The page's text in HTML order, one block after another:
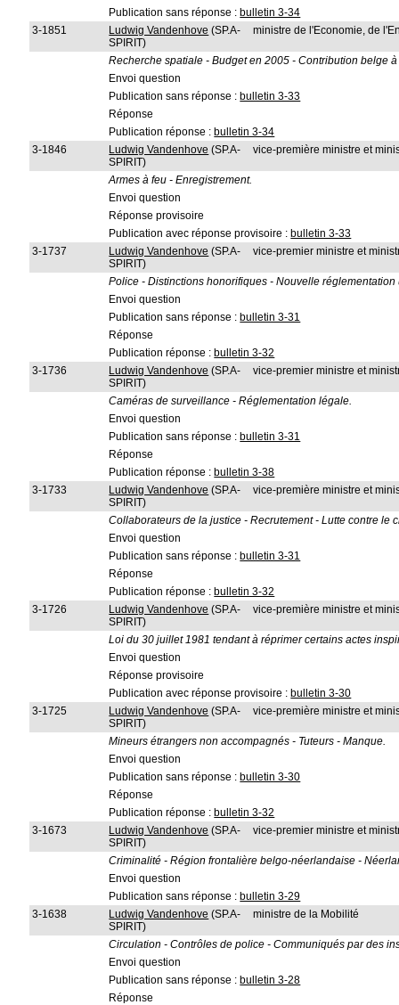
Publication sans réponse : bulletin 3-34
3-1851
Ludwig Vandenhove (SP.A-
SPIRIT)
ministre de l'Economie, de
Recherche spatiale - Budget en 2005 - Contribution belge
Envoi question
Publication sans réponse : bulletin 3-33
Réponse
Publication réponse : bulletin 3-34
3-1846
Ludwig Vandenhove (SP.A-
SPIRIT)
vice-première ministre et
Armes à feu - Enregistrement.
Envoi question
Réponse provisoire
Publication avec réponse provisoire : bulletin 3-33
3-1737
Ludwig Vandenhove (SP.A-
SPIRIT)
vice-premier ministre et
Police - Distinctions honorifiques - Nouvelle réglementation
Envoi question
Publication sans réponse : bulletin 3-31
Réponse
Publication réponse : bulletin 3-32
3-1736
Ludwig Vandenhove (SP.A-
SPIRIT)
vice-premier ministre et
Caméras de surveillance - Réglementation légale.
Envoi question
Publication sans réponse : bulletin 3-31
Réponse
Publication réponse : bulletin 3-38
3-1733
Ludwig Vandenhove (SP.A-
SPIRIT)
vice-première ministre et
Collaborateurs de la justice - Recrutement - Lutte contre le
Envoi question
Publication sans réponse : bulletin 3-31
Réponse
Publication réponse : bulletin 3-32
3-1726
Ludwig Vandenhove (SP.A-
SPIRIT)
vice-première ministre et
Loi du 30 juillet 1981 tendant à réprimer certains actes
Envoi question
Réponse provisoire
Publication avec réponse provisoire : bulletin 3-30
3-1725
Ludwig Vandenhove (SP.A-
SPIRIT)
vice-première ministre et
Mineurs étrangers non accompagnés - Tuteurs - Manque.
Envoi question
Publication sans réponse : bulletin 3-30
Réponse
Publication réponse : bulletin 3-32
3-1673
Ludwig Vandenhove (SP.A-
SPIRIT)
vice-premier ministre et
Criminalité - Région frontalière belgo-néerlandaise -
Envoi question
Publication sans réponse : bulletin 3-29
3-1638
Ludwig Vandenhove (SP.A-
SPIRIT)
ministre de la Mobilité
Circulation - Contrôles de police - Communiqués par des
Envoi question
Publication sans réponse : bulletin 3-28
Réponse